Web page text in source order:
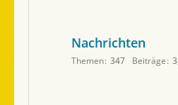
Nachrichten
Themen 347 Beiträge